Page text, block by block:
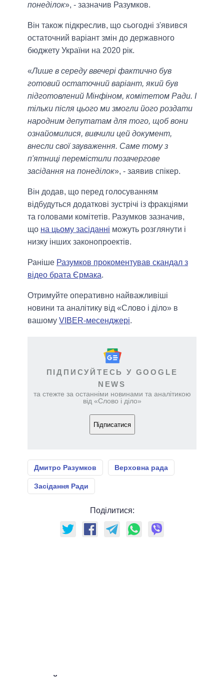
понеділок», - зазначив Разумков.
Він також підкреслив, що сьогодні з'явився
остаточний варіант змін до державного
бюджету України на 2020 рік.
«Лише в середу ввечері фактично був
готовий остаточний варіант, який був
підготовлений Мінфіном, комітетом Ради. І
тільки після цього ми змогли його роздати
народним депутатам для того, щоб вони
ознайомилися, вивчили цей документ,
внесли свої зауваження. Саме тому з
п'ятниці перемістили позачергове
засідання на понеділок», - заявив спікер.
Він додав, що перед голосуванням
відбудуться додаткові зустрічі із фракціями
та головами комітетів. Разумков зазначив,
що на цьому засіданні можуть розглянути і
низку інших законопроектів.
Раніше Разумков прокоментував скандал з
відео брата Єрмака.
Отримуйте оперативно найважливіші
новини та аналітику від «Слово і діло» в
вашому VIBER-месенджері.
ПІДПИСУЙТЕСЬ У GOOGLE
NEWS
та стежте за останніми новинами та аналітикою
від «Слово і діло»
Підписатися
Дмитро Разумков Верховна рада
Засідання Ради
Поділитися: